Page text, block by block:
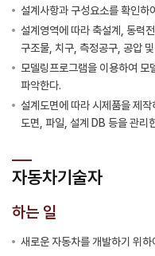
설계사항과 구성요소를 확인하
설계영역에 따라 축설계, 동력
구조물, 치구, 측정공구, 공압
모델링프로그램을 이용하여
파악한다.
설계도면에 따라 시제품을 제
도면, 파일, 설계 DB 등을 관리
자동차기술자
하는 일
새로운 자동차를 개발하기 위하